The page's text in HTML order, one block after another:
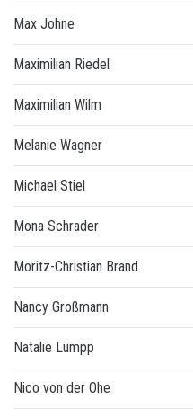
Max Johne
Maximilian Riedel
Maximilian Wilm
Melanie Wagner
Michael Stiel
Mona Schrader
Moritz-Christian Brand
Nancy Großmann
Natalie Lumpp
Nico von der Ohe